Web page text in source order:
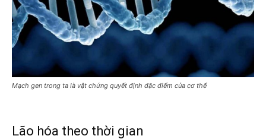
Mạch gen trong ta là vật chứng quyết định đặc điểm của cơ thể
Lão hóa theo thời gian